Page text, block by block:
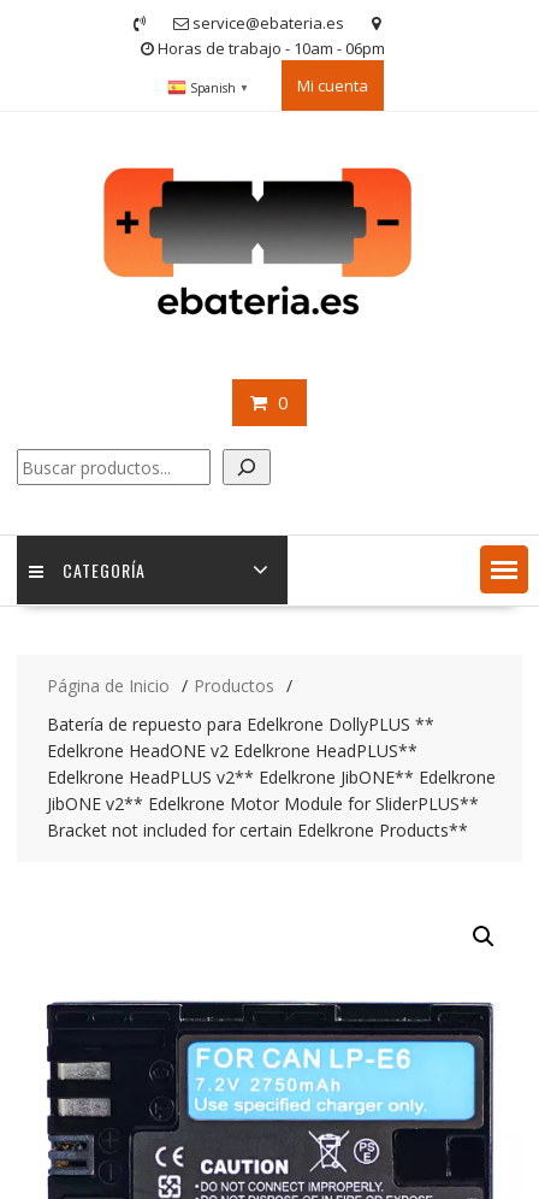
service@ebateria.es
Horas de trabajo - 10am - 06pm
Spanish ▼ Mi cuenta
0
Buscar
CATEGORÍA
Página de Inicio
Productos
Batería de repuesto para Edelkrone DollyPLUS **
Edelkrone HeadONE v2 Edelkrone HeadPLUS**
Edelkrone HeadPLUS v2** Edelkrone JibONE** Edelkrone
JibONE v2** Edelkrone Motor Module for SliderPLUS**
Bracket not included for certain Edelkrone Products**